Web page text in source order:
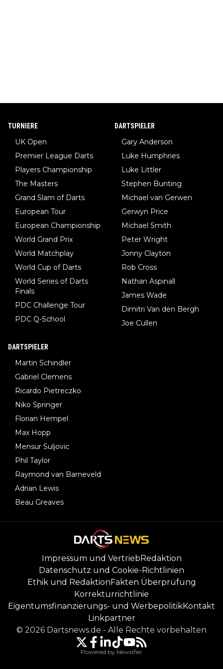
TURNIERE
UK Open
Premier League Darts
Players Championship
The Masters
Grand Slam of Darts
European Tour
European Championship
World Grand Prix
World Matchplay
World Cup of Darts
World Series of Darts
Finals
PDC Challenge Tour
PDC Q-School
DARTSPIELER
Gary Anderson
Luke Humphries
Luke Littler
Stephen Bunting
Michael van Gerwen
Gerwyn Price
Michael Smith
Peter Wright
Jonny Clayton
Rob Cross
Nathan Aspinall
James Wade
Dimitri Van den Bergh
Joe Cullen
DARTSPIELER
Martin Schindler
Gabriel Clemens
Ricardo Pietreczko
Niko Springer
Florian Hempel
Max Hopp
Mensur Suljovic
Phil Taylor
Raymond van Barneveld
Adrian Lewis
Beau Greaves
Impressum und VertriebRedaktion
Datenschutz und Cookie-Richtlinien
Ethik und RedaktionFakten Überprüfung
Korrekturrichtlinie
Eigentumsfinanzierungs- und WerbepolitikKontakt
Linkpartner
© 2026 Dartsnews.de - Alle Rechte vorbehalten
Powered by Newsifier